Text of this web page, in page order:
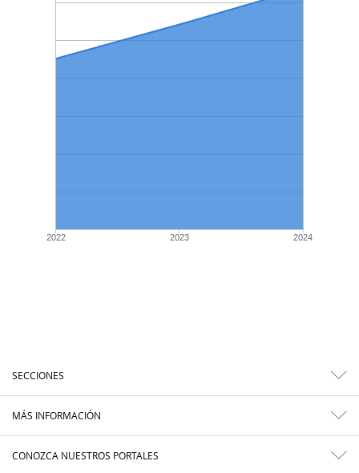
2022 2023 2024
SECCIONES
MÁS INFORMACIÓN
CONOZCA NUESTROS PORTALES